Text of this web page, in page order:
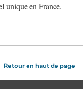
unique en France.
Retour en haut de page